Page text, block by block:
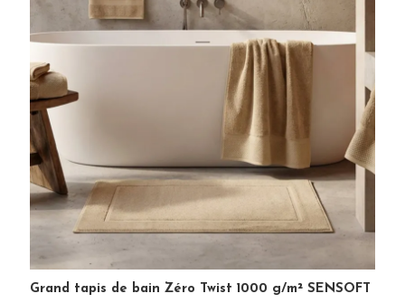
Grand tapis de bain Zéro Twist 1000 g/m² SENSOFT